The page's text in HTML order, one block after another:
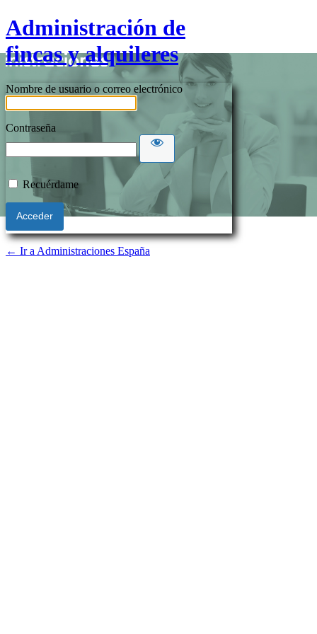
Administración de
fincas y alquileres
Nombre de usuario o correo electrónico
Contraseña
Recuérdame
← Ir a Administraciones España